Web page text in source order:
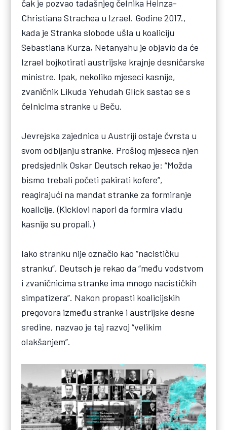
čak je pozvao tadašnjeg čelnika Heinza-
Christiana Strachea u Izrael. Godine 2017.,
kada je Stranka slobode ušla u koaliciju
Sebastiana Kurza, Netanyahu je objavio da će
Izrael bojkotirati austrijske krajnje desničarske
ministre. Ipak, nekoliko mjeseci kasnije,
zvaničnik Likuda Yehudah Glick sastao se s
čelnicima stranke u Beču.
Jevrejska zajednica u Austriji ostaje čvrsta u
svom odbijanju stranke. Prošlog mjeseca njen
predsjednik Oskar Deutsch rekao je: “Možda
bismo trebali početi pakirati kofere”,
reagirajući na mandat stranke za formiranje
koalicije. (Kicklovi napori da formira vladu
kasnije su propali.)
Iako stranku nije označio kao “nacističku
stranku”, Deutsch je rekao da “među vodstvom
i zvaničnicima stranke ima mnogo nacističkih
simpatizera”. Nakon propasti koalicijskih
pregovora između stranke i austrijske desne
sredine, nazvao je taj razvoj “velikim
olakšanjem”.